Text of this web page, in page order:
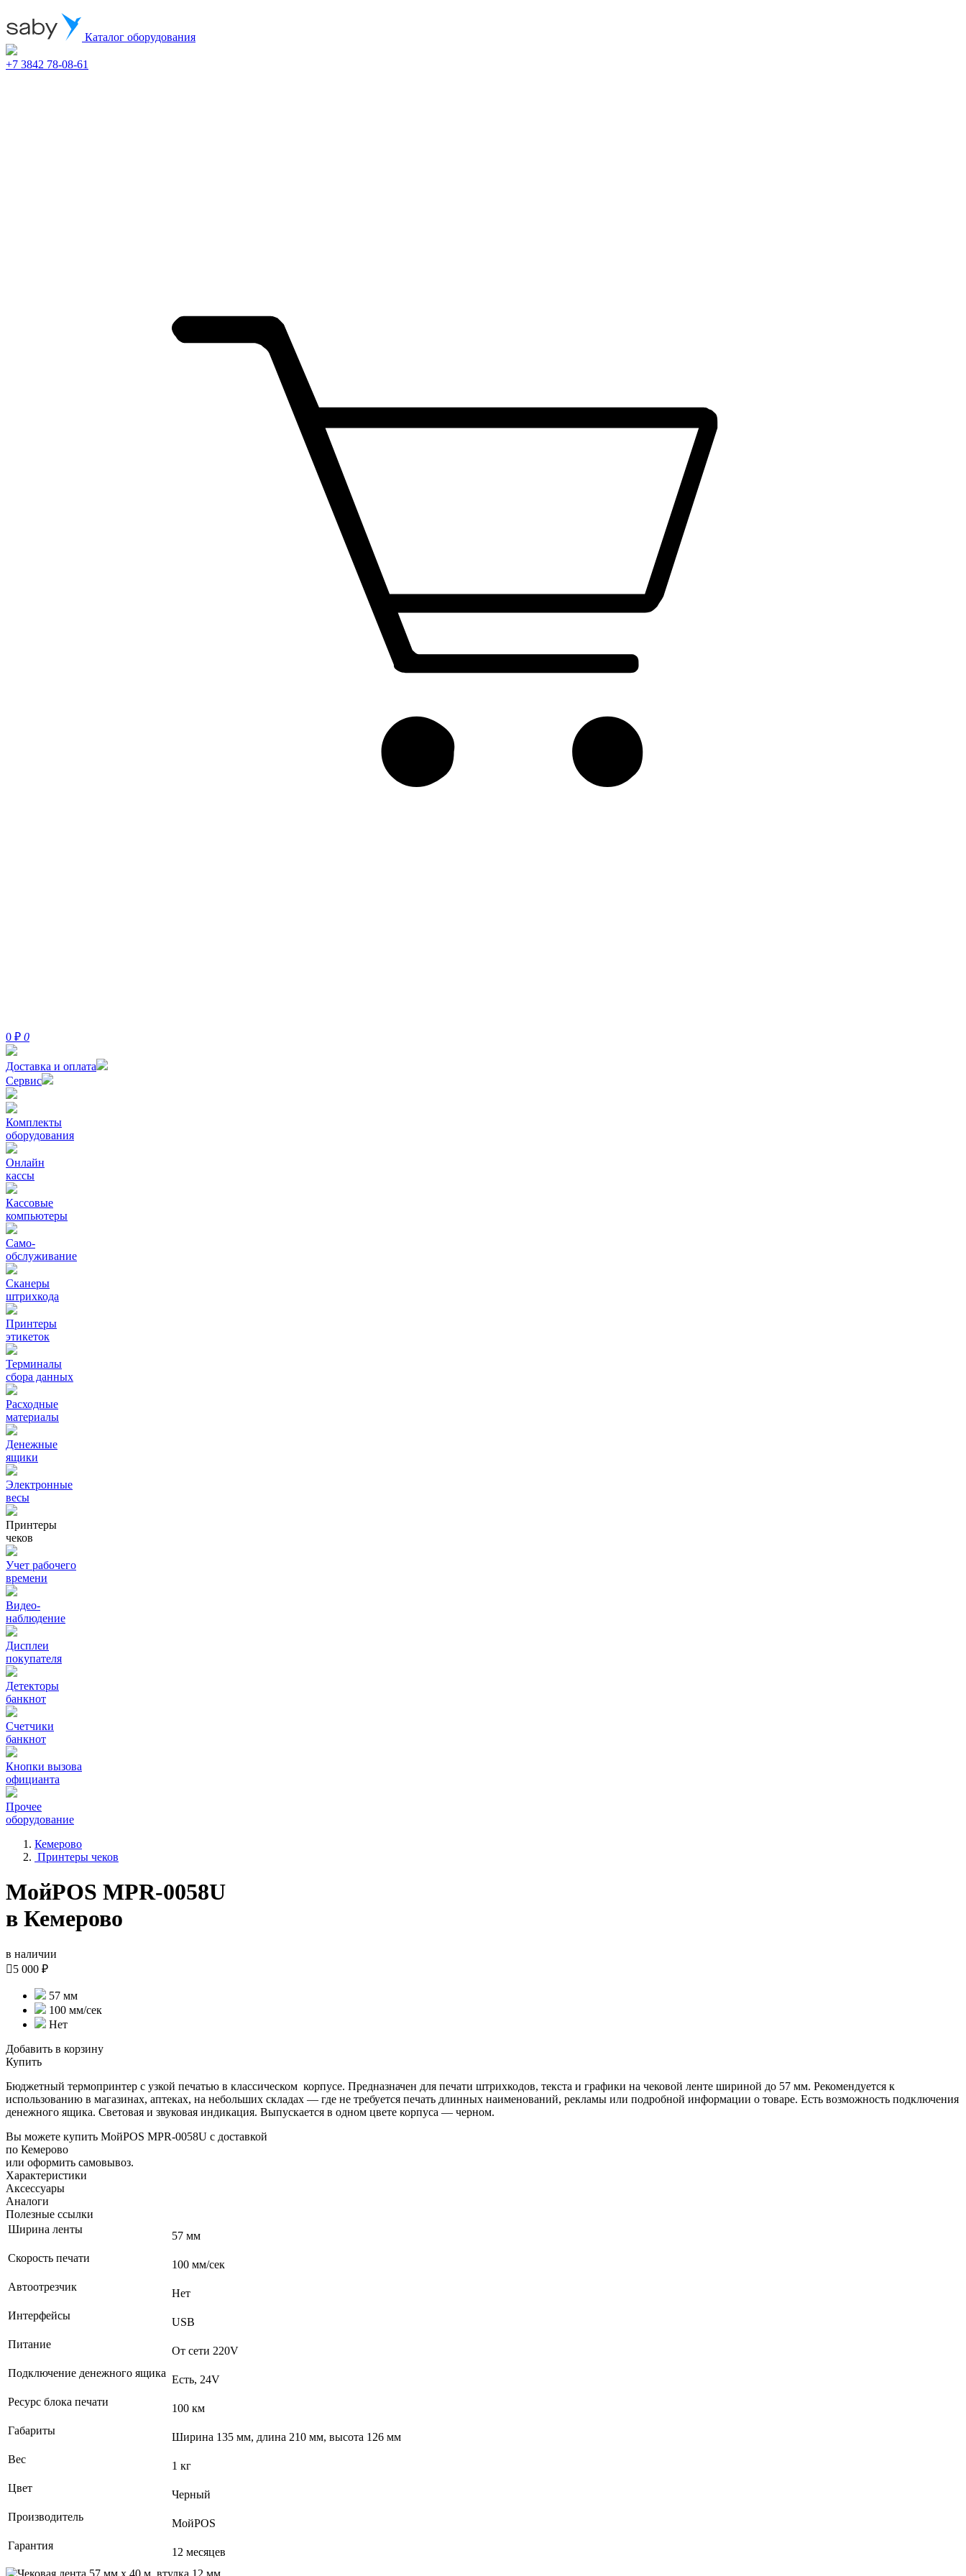
Каталог оборудования
+7 3842 78-08-61
0 ₽ 0
Доставка и оплата
Сервис
Комплекты
оборудования
Онлайн
кассы
Кассовые
компьютеры
Само-
обслуживание
Сканеры
штрихкода
Принтеры
этикеток
Терминалы
сбора данных
Расходные
материалы
Денежные
ящики
Электронные
весы
Принтеры
чеков
Учет рабочего
времени
Видео‑
наблюдение
Дисплеи
покупателя
Детекторы
банкнот
Счетчики
банкнот
Кнопки вызова
официанта
Прочее
оборудование
Кемерово
Принтеры чеков
МойPOS MPR-0058U
в Кемерово
в наличии
5 000 ₽
57 мм
100 мм/сек
Нет
Добавить в корзину
Купить
Бюджетный термопринтер с узкой печатью в классическом корпусе. Предназначен для печати штрихкодов, текста и графики на чековой ленте шириной до 57 мм. Рекомендуется к
использованию в магазинах, аптеках, на небольших складах — где не требуется печать длинных наименований, рекламы или подробной информации о товаре. Есть возможность подключения
денежного ящика. Световая и звуковая индикация. Выпускается в одном цвете корпуса — черном.
Вы можете купить МойPOS MPR-0058U с доставкой
по Кемерово
или оформить самовывоз.
Характеристики
Аксессуары
Аналоги
Полезные ссылки
Ширина ленты
57 мм
Скорость печати
100 мм/сек
Автоотрезчик
Нет
Интерфейсы
USB
Питание
От сети 220V
Подключение денежного ящика
Есть, 24V
Ресурс блока печати
100 км
Габариты
Ширина 135 мм, длина 210 мм, высота 126 мм
Вес
1 кг
Цвет
Черный
Производитель
МойPOS
Гарантия
12 месяцев